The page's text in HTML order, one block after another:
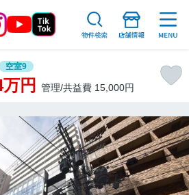
空室9
円 管理/共益費 15,000円